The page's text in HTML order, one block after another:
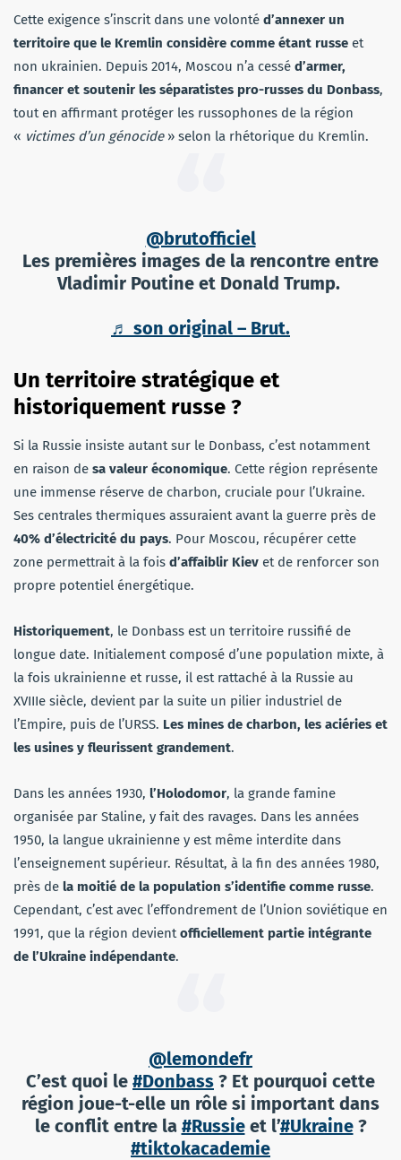
Cette exigence s’inscrit dans une volonté d’annexer un
territoire que le Kremlin considère comme étant russe et
non ukrainien. Depuis 2014, Moscou n’a cessé d’armer,
financer et soutenir les séparatistes pro-russes du Donbass,
tout en affirmant protéger les russophones de la région
« victimes d’un génocide» selon la rhétorique du Kremlin.
@brutofficiel
Les premières images de la rencontre entre
Vladimir Poutine et Donald Trump.
♬ son original – Brut.
Un territoire stratégique et
historiquement russe ?
Si la Russie insiste autant sur le Donbass, c’est notamment
en raison de sa valeur économique. Cette région représente
une immense réserve de charbon, cruciale pour l’Ukraine.
Ses centrales thermiques assuraient avant la guerre près de
40% d’électricité du pays. Pour Moscou, récupérer cette
zone permettrait à la fois d’affaiblir Kiev et de renforcer son
propre potentiel énergétique.
Historiquement, le Donbass est un territoire russifié de
longue date. Initialement composé d’une population mixte, à
la fois ukrainienne et russe, il est rattaché à la Russie au
XVIIIe siècle, devient par la suite un pilier industriel de
l’Empire, puis de l’URSS. Les mines de charbon, les aciéries et
les usines y fleurissent grandement.
Dans les années 1930, l’Holodomor, la grande famine
organisée par Staline, y fait des ravages. Dans les années
1950, la langue ukrainienne y est même interdite dans
l’enseignement supérieur. Résultat, à la fin des années 1980,
près de la moitié de la population s’identifie comme russe.
Cependant, c’est avec l’effondrement de l’Union soviétique en
1991, que la région devientofficiellement partie intégrante
de l’Ukraine indépendante.
@lemondefr
C’est quoi le #Donbass ? Et pourquoi cette
région joue-t-elle un rôle si important dans
le conflit entre la #Russieet l’#Ukraine?
#tiktokacademie